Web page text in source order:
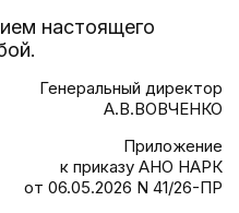
настоящего
Генеральный директор
А.В.ВОВЧЕНКО
Приложение
к приказу АНО НАРК
от 06.05.2026 N 41/26-ПР